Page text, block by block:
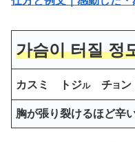
가슴이 터질정
カスミ トジル チヨ ン
胸が張り裂けるほど辛